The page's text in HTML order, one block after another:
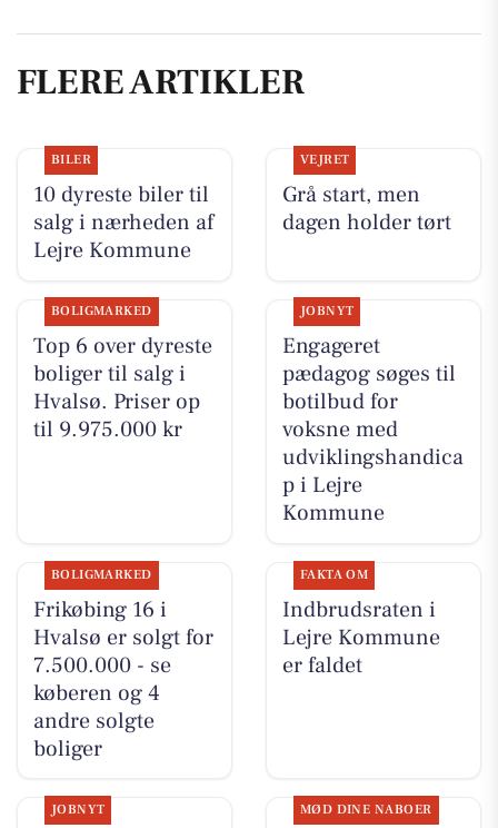
FLERE ARTIKLER
BILER
10 dyreste biler til
salg i nærheden af
Lejre Kommune
VEJRET
Grå start, men
dagen holder tørt
BOLIGMARKED
Top 6 over dyreste
boliger til salg i
Hvalsø. Priser op
til 9.975.000 kr
JOBNYT
Engageret
pædagog søges til
botilbud for
voksne med
udviklingshandica
p i Lejre
Kommune
BOLIGMARKED
Frikøbing 16 i
Hvalsø er solgt for
7.500.000 - se
køberen og 4
andre solgte
boliger
FAKTA OM
Indbrudsraten i
Lejre Kommune
er faldet
JOBNYT MØD DINE NABOER